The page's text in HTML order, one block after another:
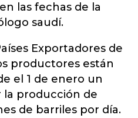
las fechas de la
saudí.
Exportadores de
productores están
el 1 de enero un
la producción de
de barriles por día.